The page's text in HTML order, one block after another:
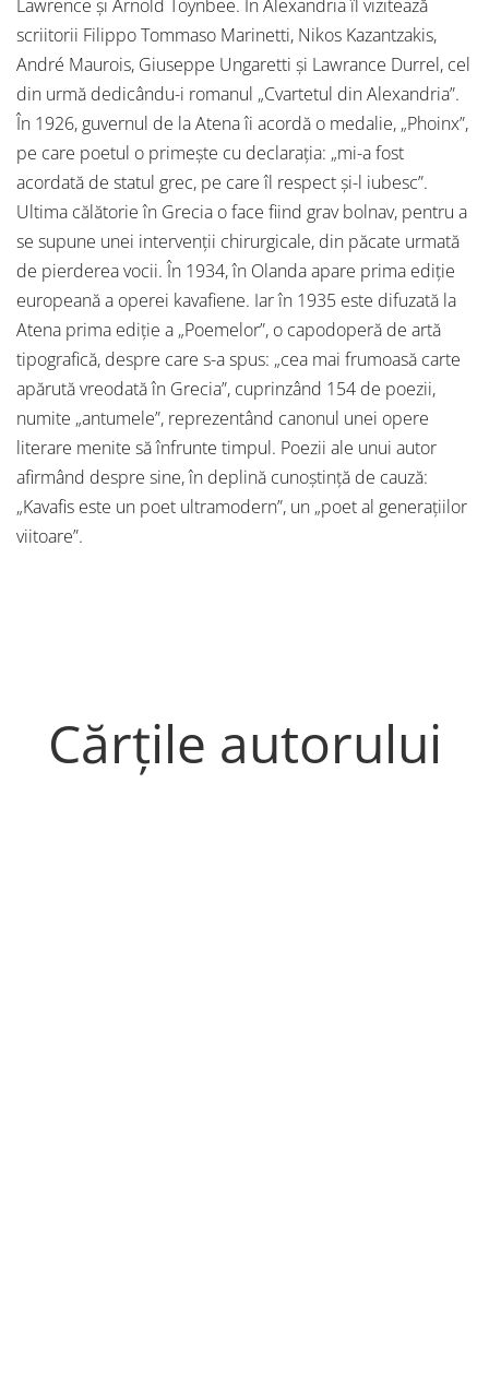
Lawrence și Arnold Toynbee. În Alexandria îl vizitează
scriitorii Filippo Tommaso Marinetti, Nikos Kazantzakis,
André Maurois, Giuseppe Ungaretti şi Lawrance Durrel, cel
din urmă dedicându-i romanul „Cvartetul din Alexandria”.
În 1926, guvernul de la Atena îi acordă o medalie, „Phoinx”,
pe care poetul o primește cu declarația: „mi-a fost
acordată de statul grec, pe care îl respect și-l iubesc”.
Ultima călătorie în Grecia o face fiind grav bolnav, pentru a
se supune unei intervenții chirurgicale, din păcate urmată
de pierderea vocii. În 1934, în Olanda apare prima ediție
europeană a operei kavafiene. Iar în 1935 este difuzată la
Atena prima ediție a „Poemelor”, o capodoperă de artă
tipografică, despre care s-a spus: „cea mai frumoasă carte
apărută vreodată în Grecia”, cuprinzând 154 de poezii,
numite „antumele”, reprezentând canonul unei opere
literare menite să înfrunte timpul. Poezii ale unui autor
afirmând despre sine, în deplină cunoștință de cauză:
„Kavafis este un poet ultramodern”, un „poet al generațiilor
viitoare”.
Cărțile autorului